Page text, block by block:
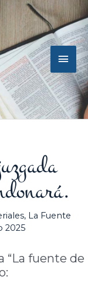
, La Fuente
2025
“La fuente de